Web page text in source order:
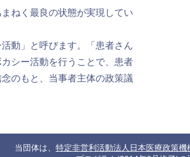
ねく最良の状態が実現してい
動」と呼びます。「患者さん
シー活動を行うことで、患者
のもと、当事者主体の政策議
当団体は、 特定非営利活動法人日本医療政策